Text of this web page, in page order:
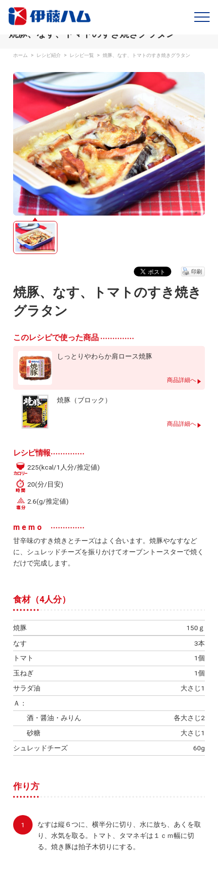
焼豚、なす、トマトのすき焼きグラタン
ホーム > レシピ紹介 > レシピ一覧 > 焼豚、なす、トマトのすき焼きグラタン
焼豚、なす、トマトのすき焼き
グラタン
印刷
このレシピで使った商品
しっとりやわらか肩ロース焼豚
商品詳細へ
焼豚（ブロック）
商品詳細へ
レシピ情報
225(kcal/1人分/推定値)
20(分/目安)
2.6(g/推定値)
memo
甘辛味のすき焼きとチーズはよく合います。焼豚やなすなど
に、シュレッドチーズを振りかけてオーブントースターで焼く
だけで完成します。
食材（4人分）
焼豚
150ｇ
なす
3本
トマト
1個
玉ねぎ
1個
サラダ油
大さじ1
Ａ：
酒・醤油・みりん
各大さじ2
砂糖
大さじ1
シュレッドチーズ
60g
作り方
なすは縦６つに、横半分に切り、水に放ち、あくを取
り、水気を取る。トマト、タマネギは１ｃｍ幅に切
る。焼き豚は拍子木切りにする。